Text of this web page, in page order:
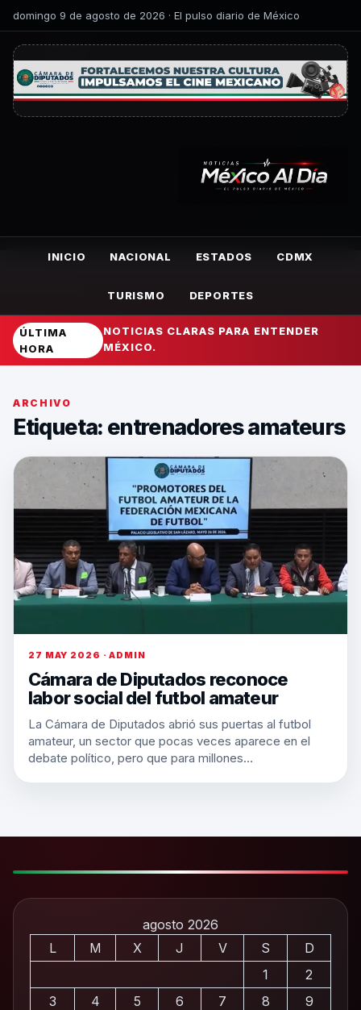
domingo 9 de agosto de 2026 · El pulso diario de México
INICIO NACIONAL ESTADOS CDMX
TURISMO DEPORTES
ÚLTIMA
HORA
NOTICIAS CLARAS PARA ENTENDER
MÉXICO.
ARCHIVO
Etiqueta: entrenadores amateurs
27 MAY 2026 · ADMIN
Cámara de Diputados reconoce
labor social del futbol amateur
La Cámara de Diputados abrió sus puertas al futbol
amateur, un sector que pocas veces aparece en el
debate político, pero que para millones…
agosto 2026
L
M X J V S
D
1
2
3
4 5 6 7 8
9